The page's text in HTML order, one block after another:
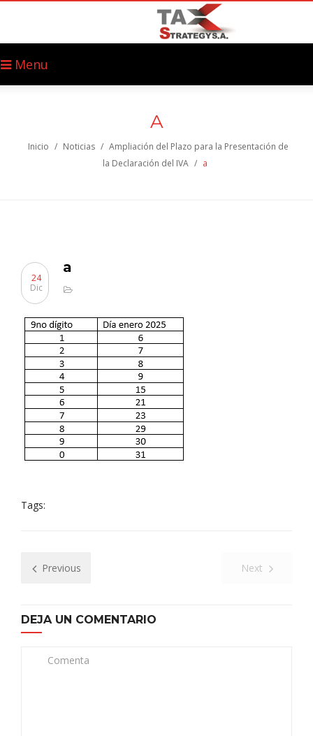
Menu
A
Inicio / Noticias / Ampliación del Plazo para la Presentación de
la Declaración del IVA / a
a
24
Dic
Tags:
Previous Next
DEJA UN COMENTARIO
Comenta